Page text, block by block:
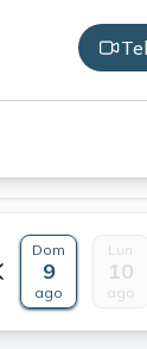
Dom
9
ago
Lun
10
ago